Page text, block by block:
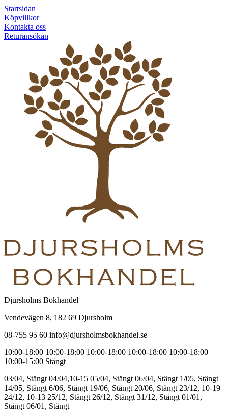
Startsidan
Köpvillkor
Kontakta oss
Returansökan
Djursholms Bokhandel
Vendevägen 8, 182 69 Djursholm
08-755 95 60 info@djursholmsbokhandel.se
10:00-18:00 10:00-18:00 10:00-18:00 10:00-18:00 10:00-18:00
10:00-15:00 Stängt
03/04, Stängt 04/04,10-15 05/04, Stängt 06/04, Stängt 1/05, Stängt
14/05, Stängt 6/06, Stängt 19/06, Stängt 20/06, Stängt 23/12, 10-19
24/12, 10-13 25/12, Stängt 26/12, Stängt 31/12, Stängt 01/01,
Stängt 06/01, Stängt